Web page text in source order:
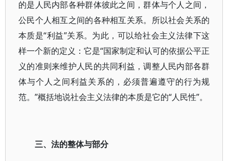
的是人民内部各种群体彼此之间，群体与个人之间，
公民个人相互之间的各种相互关系。所以社会关系的
本质是“利益”关系。为此，可以给社会主义法律下这
样一个新的定义：它是“国家制定和认可的依据公平正
义的准则来维护人民的共同利益，调整人民内部各群
体与个人之间利益关系的，必须普遍遵守的行为规
范。”概括地说社会主义法律的本质是它的“人民性”。
三、法的整体与部分